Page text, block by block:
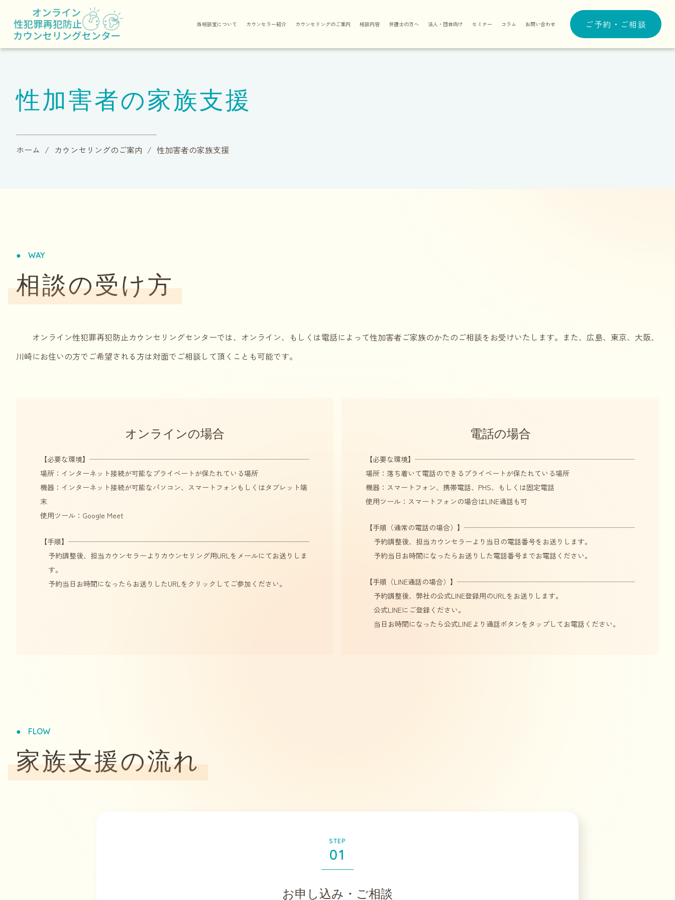
当相談室について カウンセラー紹介 カウンセリングのご案内 相談内容 弁護士の方へ 法人・団体向け セミナー コラム お問い合わせ ご予約・ご相談
性加害者の家族支援
ホーム カウンセリングのご案内 性加害者の家族支援
WAY
相談の受け方
オンライン性犯罪再犯防止カウンセリングセンターでは、オンライン、もしくは電話によって性加害者ご家族のかたのご相談をお受けいたします。また、広島、東京、大阪、
川崎にお住いの方でご希望される方は対面でご相談して頂くことも可能です。
オンラインの場合
【必要な環境】
場所：インターネット接続が可能なプライベートが保たれている場所
機器：インターネット接続が可能なパソコン、スマートフォンもしくはタブレット端
末
使用ツール：Google Meet
【手順】
予約調整後、担当カウンセラーよりカウンセリング用URLをメールにてお送りしま
す。
予約当日お時間になったらお送りしたURLをクリックしてご参加ください。
電話の場合
【必要な環境】
場所：落ち着いて電話のできるプライベートが保たれている場所
機器：スマートフォン、携帯電話、PHS、もしくは固定電話
使用ツール：スマートフォンの場合はLINE通話も可
【手順（通常の電話の場合）】
予約調整後、担当カウンセラーより当日の電話番号をお送りします。
予約当日お時間になったらお送りした電話番号までお電話ください。
【手順（LINE通話の場合）】
予約調整後、弊社の公式LINE登録用のURLをお送りします。
公式LINEにご登録ください。
当日お時間になったら公式LINEより通話ボタンをタップしてお電話ください。
FLOW
家族支援の流れ
STEP
01
お申し込み・ご相談